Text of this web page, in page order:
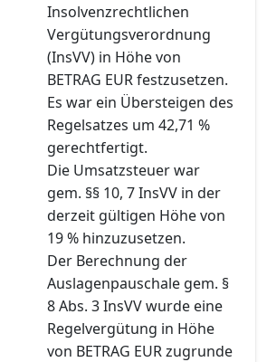
Insolvenzrechtlichen
Vergütungsverordnung
(InsVV) in Höhe von
BETRAG EUR festzusetzen.
Es war ein Übersteigen des
Regelsatzes um 42,71 %
gerechtfertigt.
Die Umsatzsteuer war
gem. §§ 10, 7 InsVV in der
derzeit gültigen Höhe von
19 % hinzuzusetzen.
Der Berechnung der
Auslagenpauschale gem. §
8 Abs. 3 InsVV wurde eine
Regelvergütung in Höhe
von BETRAG EUR zugrunde